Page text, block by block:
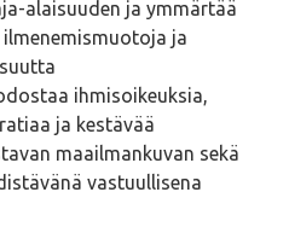
alaisuuden ja ymmärtää
ja
ihmisoikeuksia,
ja kestävää
maailmankuvan sekä
vastuullisena